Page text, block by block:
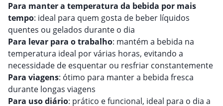
Para manter a temperatura da bebida por mais
tempo: ideal para quem gosta de beber líquidos
quentes ou gelados durante o dia
Para levar para o trabalho: mantém a bebida na
temperatura ideal por várias horas, evitando a
necessidade de esquentar ou resfriar constantemente
Para viagens: ótimo para manter a bebida fresca
durante longas viagens
Para uso diário: prático e funcional, ideal para o dia a